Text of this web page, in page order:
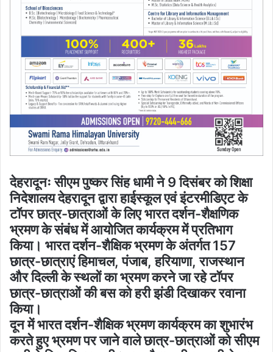
देहरादूनः सीएम पुष्कर सिंह धामी ने 9 दिसंबर को शिक्षा
निदेशालय देहरादून द्वारा हाईस्कूल एवं इंटरमीडिएट के
टॉपर छात्र-छात्राओं के लिए भारत दर्शन-शैक्षणिक
भ्रमण के संबंध में आयोजित कार्यक्रम में प्रतिभाग
किया। भारत दर्शन-शैक्षिक भ्रमण के अंतर्गत 157
छात्र-छात्राएं हिमाचल, पंजाब, हरियाणा, राजस्थान
और दिल्ली के स्थलों का भ्रमण करने जा रहे टॉपर
छात्र-छात्राओं की बस को हरी झंडी दिखाकर रवाना
किया।
दून में भारत दर्शन-शैक्षिक भ्रमण कार्यक्रम का शुभारंभ
करते हुए भ्रमण पर जाने वाले छात्र-छात्राओं को सीएम